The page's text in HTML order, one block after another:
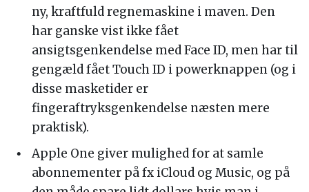
ny, kraftfuld regnemaskine i maven. Den
har ganske vist ikke fået
ansigtsgenkendelse med Face ID, men har til
gengæld fået Touch ID i powerknappen (og i
disse masketider er
fingeraftryksgenkendelse næsten mere
praktisk).
Apple One giver mulighed for at samle
abonnementer på fx iCloud og Music, og på